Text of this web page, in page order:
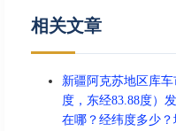
相关文章
新疆阿克苏地区库
度，东经83.88度）
在哪？经纬度多少